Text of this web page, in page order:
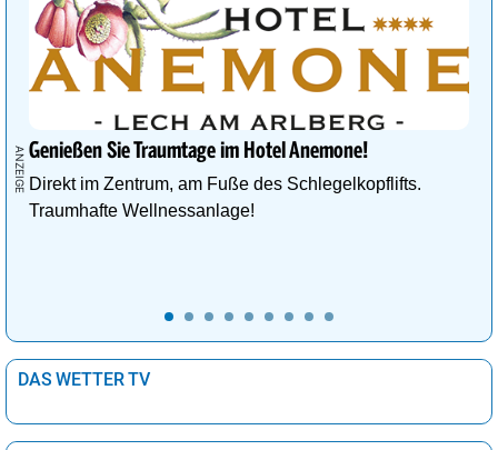
Genießen Sie Traumtage im Hotel Anemone!
Direkt im Zentrum, am Fuße des Schlegelkopflifts.
Traumhafte Wellnessanlage!
DAS WETTER TV